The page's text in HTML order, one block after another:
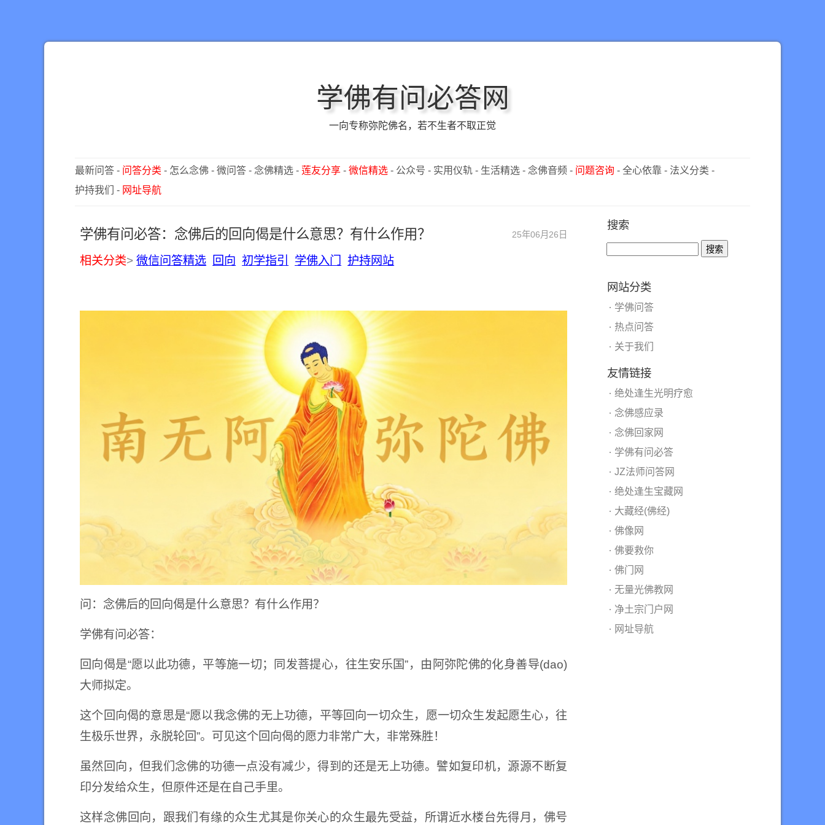
学佛有问必答网
一向专称弥陀佛名，若不生者不取正觉
最新问答 - 问答分类 - 怎么念佛 - 微问答 - 念佛精选 - 莲友分享 - 微信精选 - 公众号 - 实用仪轨 - 生活精选 - 念佛音频 - 问题咨询 - 全心依靠 - 法义分类 -
护持我们
- 网址导航
25年06月26日
​学佛有问必答：念佛后的回向偈是什么意思？有什么作用？
相关分类>微信问答精选 回向 初学指引 学佛入门 护持网站
问：念佛后的回向偈是什么意思？有什么作用？
学佛有问必答：
回向偈是“愿以此功德，平等施一切；同发菩提心，往生安乐国”，由阿弥陀佛的化身善导(dao)
大师拟定。
这个回向偈的意思是“愿以我念佛的无上功德，平等回向一切众生，愿一切众生发起愿生心，往
生极乐世界，永脱轮回”。可见这个回向偈的愿力非常广大，非常殊胜！
虽然回向，但我们念佛的功德一点没有减少，得到的还是无上功德。譬如复印机，源源不断复
印分发给众生，但原件还是在自己手里。
这样念佛回向，跟我们有缘的众生尤其是你关心的众生最先受益，所谓近水楼台先得月，佛号
搜索
网站分类
学佛问答
热点问答
关于我们
友情链接
绝处逢生光明疗愈
念佛感应录
念佛回家网
学佛有问必答
JZ法师问答网
绝处逢生宝藏网
大藏经(佛经)
佛像网
佛要救你
佛门网
无量光佛教网
净土宗门户网
网址导航